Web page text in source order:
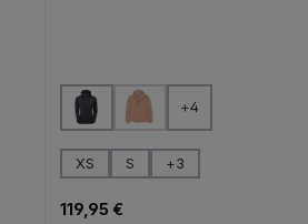
Farbe auswählen
(Diese Option ist zurzeit
+4
Größe auswählen
XS S +3
Regulärer Preis:
119,95 €